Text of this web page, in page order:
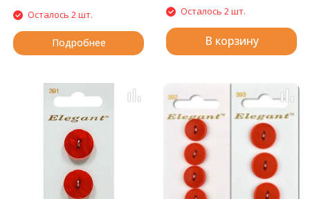
Осталось 2 шт.
Подробнее
Осталось 2 шт.
В корзину